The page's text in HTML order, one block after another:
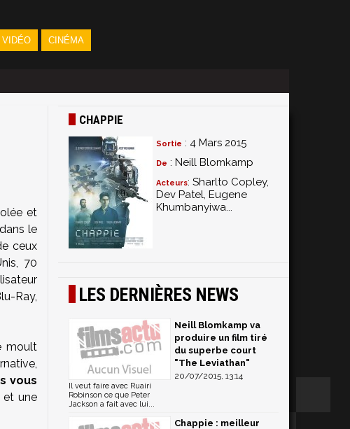
CINÉMA
et
le
ceux
70
Ray,
moult
vous
et une
CHAPPIE
Sortie : 4 Mars 2015
De : Neill Blomkamp
Acteurs: Sharlto Copley,
Dev Patel, Eugene
Khumbanyiwa...
LES DERNIÈRES NEWS
Neill Blomkamp va
produire un film tiré
du superbe court
"The Leviathan"
20/07/2015, 13:14
Il veut faire avec Ruairi
Robinson ce que Peter
Jackson a fait avec lui...
Chappie : meilleur